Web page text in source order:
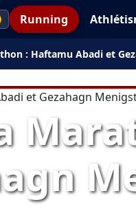
Running
: Haftamu Abadi et